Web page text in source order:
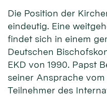
Die Position der
eindeutig. Eine
findet sich in einem
Deutschen
EKD von 1990. Papst
seiner Ansprache vom
Teilnehmer des